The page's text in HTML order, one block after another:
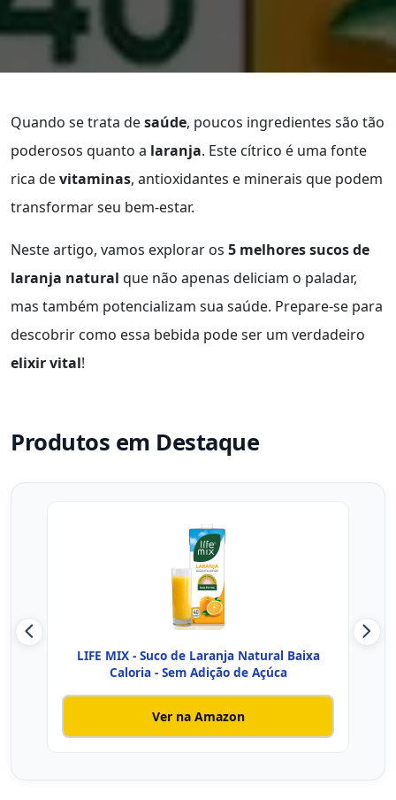
Quando se trata desaúde, poucos ingredientes são tão
poderosos quanto a laranja. Este cítrico é uma fonte
rica devitaminas, antioxidantes e minerais que podem
transformar seu bem-estar.
Neste artigo, vamos explorar os 5 melhores sucos de
laranja natural que não apenas deliciam o paladar,
mas também potencializam sua saúde. Prepare-se para
descobrir como essa bebida pode ser um verdadeiro
elixir vital!
Produtos em Destaque
LIFE MIX - Suco de Laranja Natural Baixa
Caloria - Sem Adição de Açúca
Ver na Amazon